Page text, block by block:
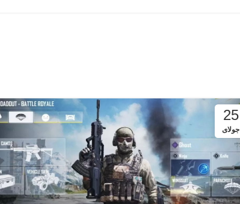
25
جولای